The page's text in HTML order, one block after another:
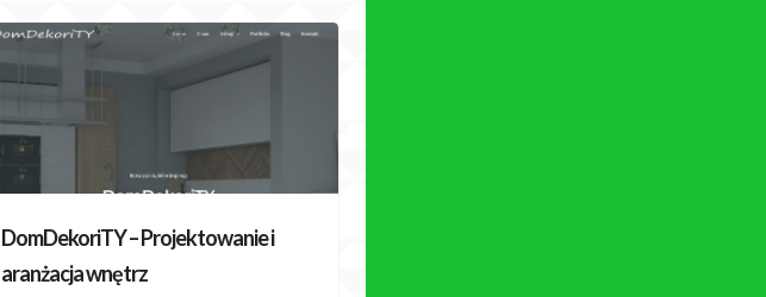
DomDekoriTY – Projektowanie i
aranżacja wnętrz